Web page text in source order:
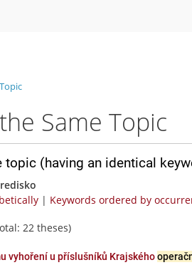
Same Topic
topic (having an identical
| Keywords ordered by
22 theses)
vyhoření u příslušníků Krajského